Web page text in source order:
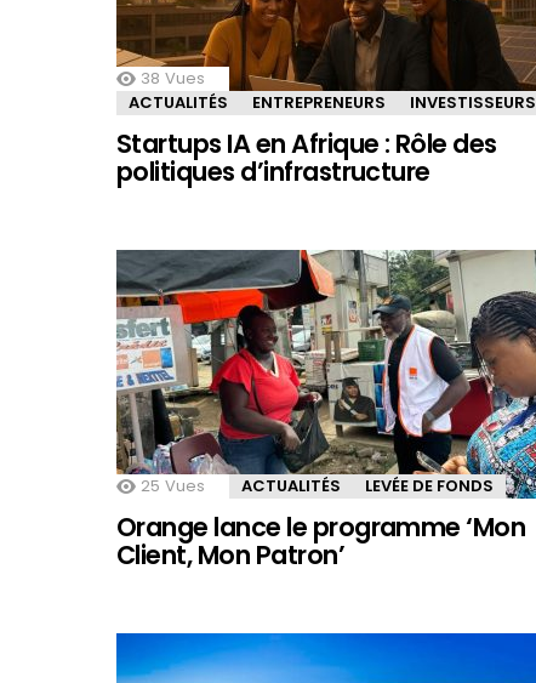
38 Vues
ACTUALITÉS
ENTREPRENEURS INVESTISSEURS
Startups IA en Afrique : Rôle des
politiques d’infrastructure
25 Vues ACTUALITÉS LEVÉE DE FONDS
Orange lance le programme ‘Mon
Client, Mon Patron’